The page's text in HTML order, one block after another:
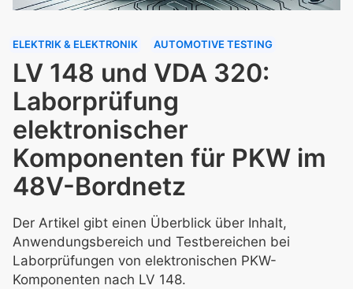
ELEKTRIK & ELEKTRONIK AUTOMOTIVE TESTING
LV 148 und VDA 320:
Laborprüfung
elektronischer
Komponenten für PKW im
48V-Bordnetz
Der Artikel gibt einen Überblick über Inhalt,
Anwendungsbereich und Testbereichen bei
Laborprüfungen von elektronischen PKW-
Komponenten nach LV 148.